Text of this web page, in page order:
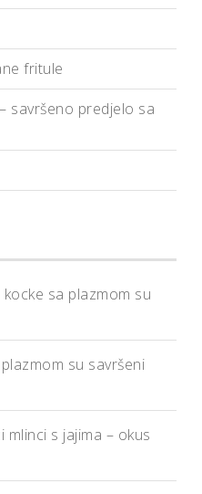
fritule
savršeno predjelo sa
kocke sa plazmom su
su savršeni
mlinci s jajima – okus